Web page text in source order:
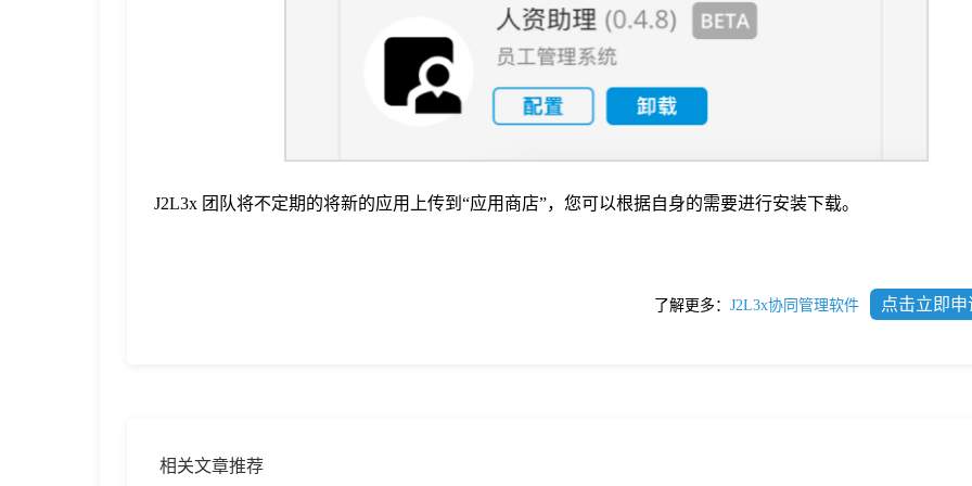
J2L3x 团队将不定期的将新的应用上传到“应用商店”，您可以根据自身的需要进行安装下载。
了解更多： J2L3x协同管理软件 点击立即申
相关文章推荐